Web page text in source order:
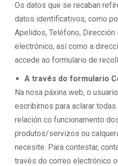
Os datos que se recaban
datos identificativos, como
Apelidos, Teléfono, Dirección
electrónico, así como a
accede ao formulario de
A través do formulario
Na nosa páxina web, o
escribirnos para aclarar
relación co funcionamento
produtos/servizos ou
necesite. Para contestar,
través do correo electrónico